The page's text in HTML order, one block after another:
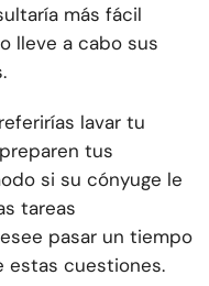
más fácil
lleve a cabo sus
lavar tu
tus
si su cónyuge le
tareas
pasar un tiempo
estas cuestiones.